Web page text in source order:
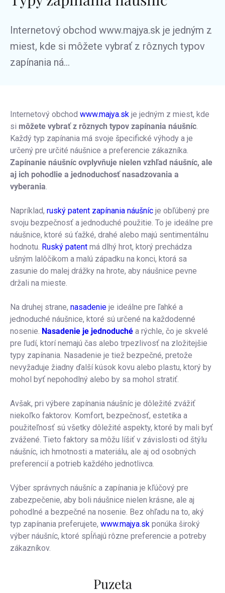
Internetový obchod www.majya.sk je jedným z
miest, kde si môžete vybrať z rôznych typov
zapínania ná...
Internetový obchod www.majya.sk je jedným z miest, kde
si môžete vybrať z rôznych typov zapínania náušníc.
Každý typ zapínania má svoje špecifické výhody a je
určený pre určité náušnice a preferencie zákazníka.
Zapínanie náušníc ovplyvňuje nielen vzhľad náušníc, ale
aj ich pohodlie a jednoduchosť nasadzovania a
vyberania.
Napríklad, ruský patent zapínania náušníc je obľúbený pre
svoju bezpečnosť a jednoduché použitie. To je ideálne pre
náušnice, ktoré sú ťažké, drahé alebo majú sentimentálnu
hodnotu. Ruský patent má dlhý hrot, ktorý prechádza
ušným lalôčikom a malú západku na konci, ktorá sa
zasunie do malej drážky na hrote, aby náušnice pevne
držali na mieste.
Na druhej strane, nasadenie je ideálne pre ľahké a
jednoduché náušnice, ktoré sú určené na každodenné
nosenie. Nasadenie je jednoduché a rýchle, čo je skvelé
pre ľudí, ktorí nemajú čas alebo trpezlivosť na zložitejšie
typy zapínania. Nasadenie je tiež bezpečné, pretože
nevyžaduje žiadny ďalší kúsok kovu alebo plastu, ktorý by
mohol byť nepohodlný alebo by sa mohol stratiť.
Avšak, pri výbere zapínania náušníc je dôležité zvážiť
niekoľko faktorov. Komfort, bezpečnosť, estetika a
použiteľnosť sú všetky dôležité aspekty, ktoré by mali byť
zvážené. Tieto faktory sa môžu líšiť v závislosti od štýlu
náušníc, ich hmotnosti a materiálu, ale aj od osobných
preferencií a potrieb každého jednotlivca.
Výber správnych náušníc a zapínania je kľúčový pre
zabezpečenie, aby boli náušnice nielen krásne, ale aj
pohodlné a bezpečné na nosenie. Bez ohľadu na to, aký
typ zapínania preferujete, www.majya.sk ponúka široký
výber náušníc, ktoré spĺňajú rôzne preferencie a potreby
zákazníkov.
Puzeta